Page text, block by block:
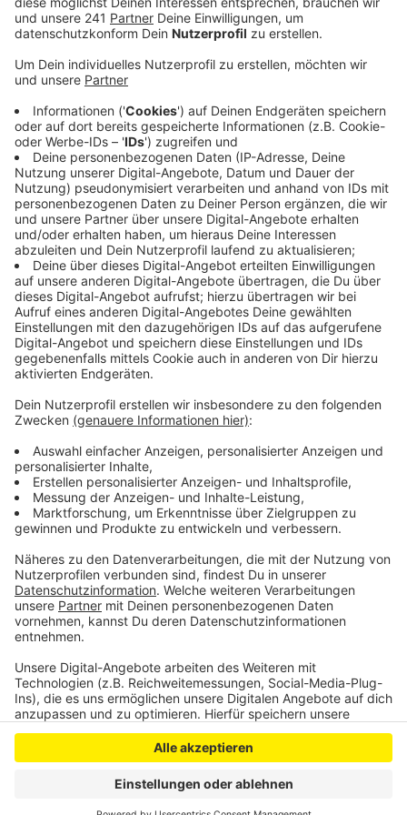
Anzeige
heimtückischen Mord und schwere
Köperverletzung vor.
Veröffentlicht:Donnerstag, 06.02.2020 05:41
Anzeige
Am 3. August letzten Jahres soll er im Außenbereich
eines Restaurants einen Mann angegriffen haben.
Völlig ohne Grund habe er versucht, dem Mann von
hinten die Kehle durchzuschneiden. Eine Woche später
dann ein ähnlicher Angriff auf einen Mann an der
Rheinnixe in Beuel. Beide Opfer hatten den Angreifer
bemerkt und drehten sich so, dass sie nur
Schnittwunden erlitten. Bei seiner Festnahme bestritt
der Angeklagte die Taten, er ist bereits vorbestraft.
Vor dem Landgericht erklärte sein Anwalt heute, sein
Taten. Ende Februar könnte es bereits ein Urteil
DG
Anzeige